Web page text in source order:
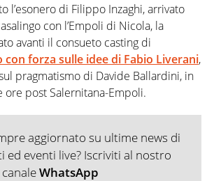
l’esonero di Filippo Inzaghi, arrivato
con l’Empoli di Nicola, la
avanti il consueto casting di
con forza sulle idee di Fabio Liverani,
pragmatismo di Davide Ballardini, in
ore post Salernitana-Empoli.
aggiornato su ultime news di
ed eventi live? Iscriviti al nostro
canaleWhatsApp